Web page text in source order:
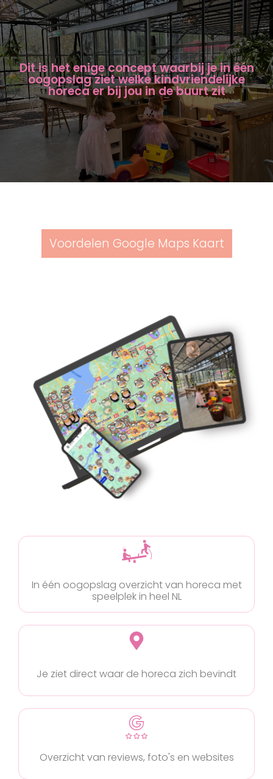
Dit is het enige concept waarbij je in één
oogopslag ziet welke kindvriendelijke
horeca er bij jou in de buurt zit
Voordelen Google Maps Kaart
In één oogopslag overzicht van horeca met
speelplek in heel NL
Je ziet direct waar de horeca zich bevindt
Overzicht van reviews, foto's en websites